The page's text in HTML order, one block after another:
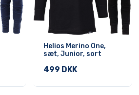
Helios Merino One,
sæt, Junior, sort
499 DKK